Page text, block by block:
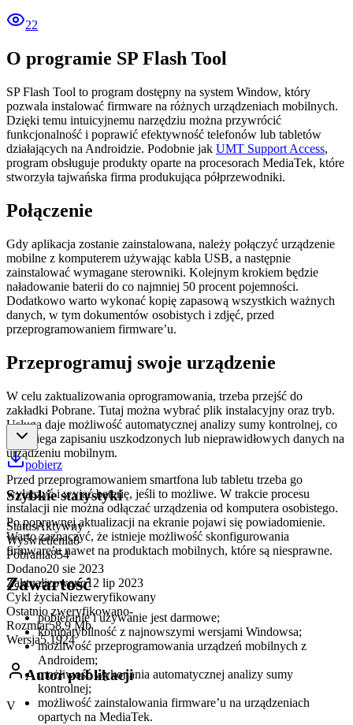
22
O programie SP Flash Tool
SP Flash Tool to program dostępny na system Window, który
pozwala instalować firmware na różnych urządzeniach mobilnych.
Dzięki temu intuicyjnemu narzędziu można przywrócić
funkcjonalność i poprawić efektywność telefonów lub tabletów
działających na Androidzie. Podobnie jak UMT Support Access,
program obsługuje produkty oparte na procesorach MediaTek, które
stworzyła tajwańska firma produkująca półprzewodniki.
Połączenie
Gdy aplikacja zostanie zainstalowana, należy połączyć urządzenie
mobilne z komputerem używając kabla USB, a następnie
zainstalować wymagane sterowniki. Kolejnym krokiem będzie
naładowanie baterii do co najmniej 50 procent pojemności.
Dodatkowo warto wykonać kopię zapasową wszystkich ważnych
danych, w tym dokumentów osobistych i zdjęć, przed
przeprogramowaniem firmware’u.
Przeprogramuj swoje urządzenie
W celu zaktualizowania oprogramowania, trzeba przejść do
zakładki Pobrane. Tutaj można wybrać plik instalacyjny oraz tryb.
Usługa daje możliwość automatycznej analizy sumy kontrolnej, co
zapobiega zapisaniu uszkodzonych lub nieprawidłowych danych na
urządzeniu mobilnym.
Przed przeprogramowaniem smartfona lub tabletu trzeba go
wyłączyć i wyjąć baterię, jeśli to możliwe. W trakcie procesu
instalacji nie można odłączać urządzenia od komputera osobistego.
Po poprawnej aktualizacji na ekranie pojawi się powiadomienie.
Warto zaznaczyć, że istnieje możliwość skonfigurowania
firmware’u nawet na produktach mobilnych, które są niesprawne.
Zawartość
pobieranie i używanie jest darmowe;
kompatybilność z najnowszymi wersjami Windowsa;
możliwość przeprogramowania urządzeń mobilnych z
Androidem;
możliwość wykonania automatycznej analizy sumy
kontrolnej;
możliwość zainstalowania firmware’u na urządzeniach
opartych na MediaTek.
pobierz
Szybkie statystyki
StatusAktywny
Wyświetlenia8
Pobrania854
Dodano20 sie 2023
Zaktualizowano12 lip 2023
Cykl życiaNiezweryfikowany
Ostatnio zweryfikowano-
Rozmiar58,9 Mb
Wersja5.1924
Autor publikacji
V